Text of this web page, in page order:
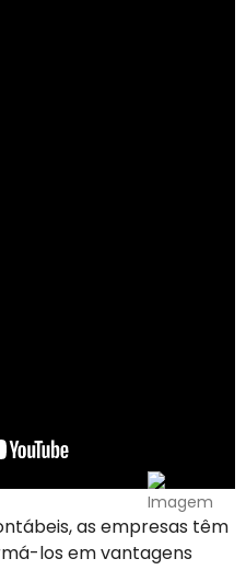
as empresas têm
los em vantagens